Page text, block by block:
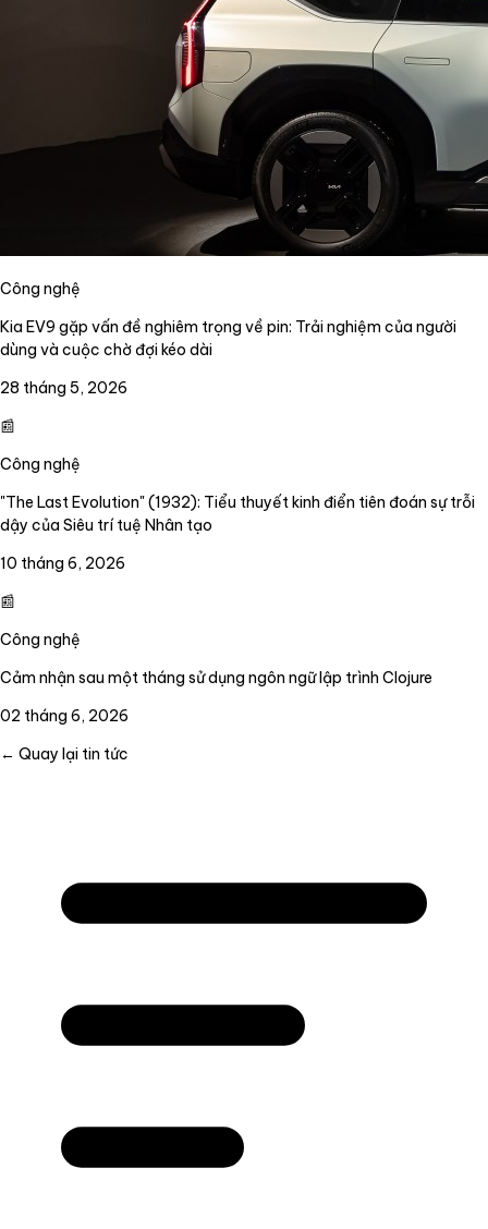
Công nghệ
Kia EV9 gặp vấn đề nghiêm trọng về pin: Trải nghiệm của người
dùng và cuộc chờ đợi kéo dài
28 tháng 5, 2026
📰
Công nghệ
"The Last Evolution" (1932): Tiểu thuyết kinh điển tiên đoán sự trỗi
dậy của Siêu trí tuệ Nhân tạo
10 tháng 6, 2026
📰
Công nghệ
Cảm nhận sau một tháng sử dụng ngôn ngữ lập trình Clojure
02 tháng 6, 2026
← Quay lại tin tức